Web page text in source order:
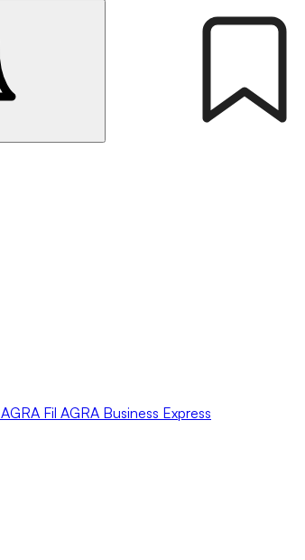
AGRA Fil AGRA Business Express